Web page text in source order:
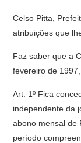
Celso Pitta,
atribuições que
Faz saber que a
fevereiro de
Art. 1º Fica
independente da
abono mensal de
período